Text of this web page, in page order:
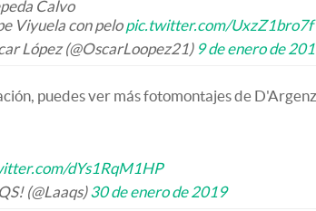
Calvo
Viyuela con pelopic.twitter.com/UxzZ1bro7f
López (@OscarLoopez21) 9 de enero de
puedes ver más fotomontajes de
dYs1RqM1HP
(@Laaqs)30 de enero de 2019